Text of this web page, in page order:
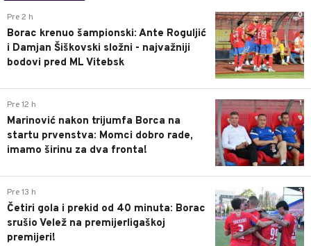
0
Pre 2 h
Borac krenuo šampionski: Ante Roguljić
i Damjan Šiškovski složni - najvažniji
bodovi pred ML Vitebsk
1
Pre 12 h
Marinović nakon trijumfa Borca na
startu prvenstva: Momci dobro rade,
imamo širinu za dva fronta!
3
Pre 13 h
Četiri gola i prekid od 40 minuta: Borac
srušio Velež na premijerligaškoj
premijeri!